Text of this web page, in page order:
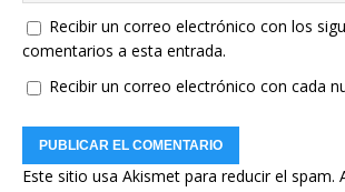
Recibir un correo electrónico con los
comentarios a esta entrada.
Recibir un correo electrónico con cada
Este sitio usa Akismet para reducir el spam.